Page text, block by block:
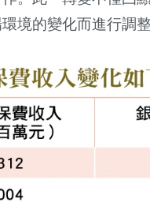
境的變化而進行調整